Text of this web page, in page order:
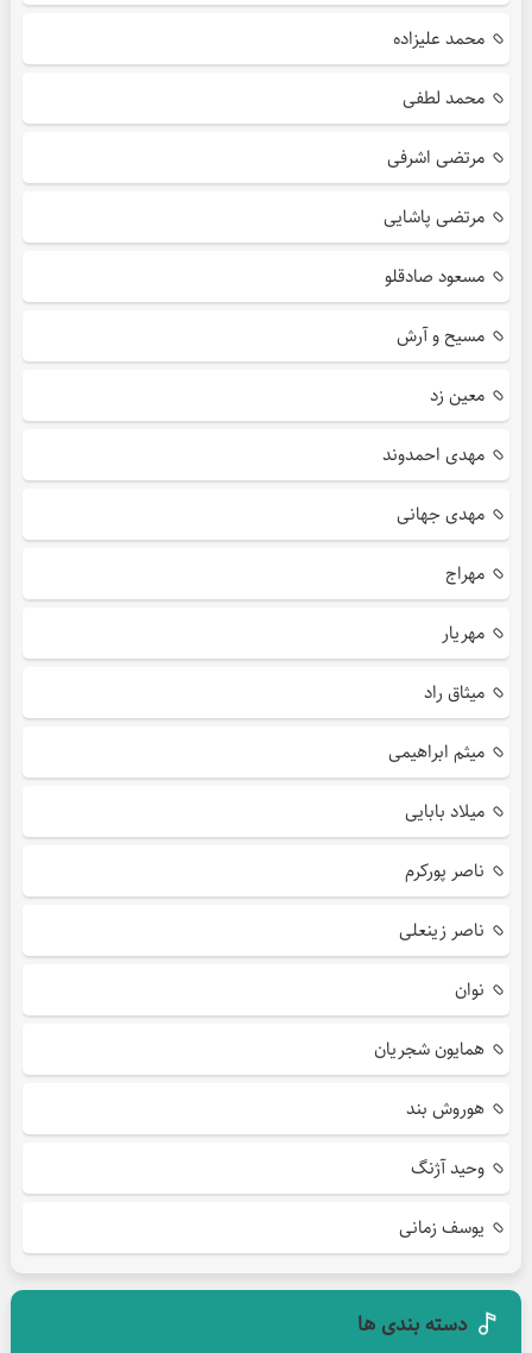
محمد علیزاده
محمد لطفی
مرتضی اشرفی
مرتضی پاشایی
مسعود صادقلو
مسیح و آرش
معین زد
مهدی احمدوند
مهدی جهانی
مهراج
مهریار
میثاق راد
میثم ابراهیمی
میلاد بابایی
ناصر پورکرم
ناصر زینعلی
نوان
همایون شجریان
هوروش بند
وحید آژنگ
یوسف زمانی
دسته بندی ها